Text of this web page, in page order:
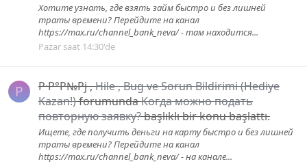
Хотите узнать, где взять займ быстро и без лишней
траты времени? Перейдите на канал
https://max.ru/channel_bank_neva/ - там находится...
Pazar saat 14:30'de
Р Р·Р°Р№Рј,Hile , Bug ve Sorun Bildirimi (Hediye
Kazan!)forumundaКогда можно подать
повторную заявку?başlıklı bir konu başlattı.
Ищете, где получить деньги на карту быстро и без лишней
траты времени? Перейдите на канал
https://max.ru/channel_bank_neva/ - на канале...